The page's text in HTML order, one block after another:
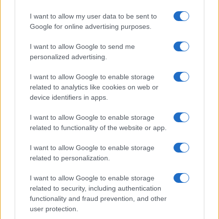
I want to allow my user data to be sent to
Google for online advertising purposes.
I want to allow Google to send me
personalized advertising.
I want to allow Google to enable storage
related to analytics like cookies on web or
device identifiers in apps.
I want to allow Google to enable storage
related to functionality of the website or app.
I want to allow Google to enable storage
related to personalization.
I want to allow Google to enable storage
related to security, including authentication
functionality and fraud prevention, and other
user protection.
Ma c’è un ma. Anche se Omar Barghouti, il
grande guru del Bds, l’organizzazione per il
contro Israele, dopo aver ribadito in un video dal
vivo la condanna alla “normalizzazione” dei
tanti saluti al boicottaggio duro e puro di cui è
stato il portabandiera fino al momento in cui il
virus si è affacciato in Medioriente, che usare
dispositivi medici provenienti da Israele, o un
eventuale vaccino scoperto in Israele, non
sarebbe stato un problema, altri esponenti del
mondo arabo hanno preso strade diverse.